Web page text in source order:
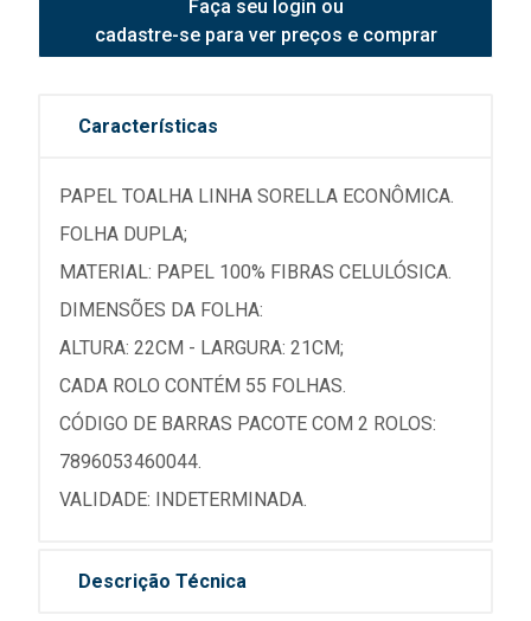
Faça seu login ou
cadastre-se para ver preços e comprar
Características
PAPEL TOALHA LINHA SORELLA ECONÔMICA.
FOLHA DUPLA;
MATERIAL: PAPEL 100% FIBRAS CELULÓSICA.
DIMENSÕES DA FOLHA:
ALTURA: 22CM - LARGURA: 21CM;
CADA ROLO CONTÉM 55 FOLHAS.
CÓDIGO DE BARRAS PACOTE COM 2 ROLOS:
7896053460044.
VALIDADE: INDETERMINADA.
Descrição Técnica